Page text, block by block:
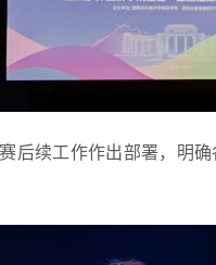
后续工作作出部署，明